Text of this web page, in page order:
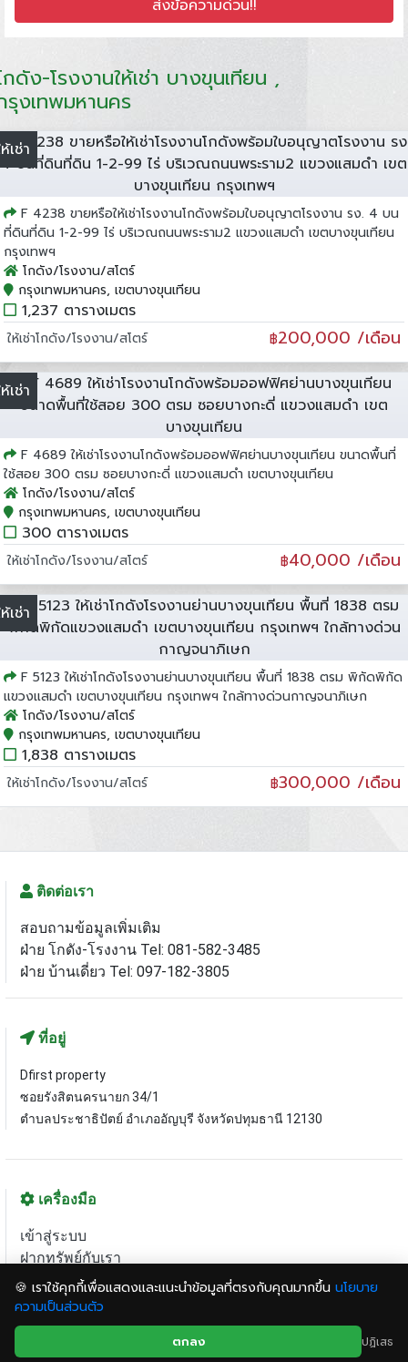
🍪 เราใช้คุกกี้เพื่อแสดงและแนะนำข้อมูลที่ตรงกับคุณมากขึ้น นโยบาย
ความเป็นส่วนตัว
ตกลง ปฏิเสธ
กดัง-โรงงานให้เช่า บางขุนเทียน ,
รุงเทพมหานคร
เช่า
F 4238 ขายหรือให้เช่าโรงงานโกดังพร้อมใบอนุญาตโรงงาน รง. 4 บน
ที่ดินที่ดิน 1-2-99 ไร่ บริเวณถนนพระราม2 แขวงแสมดำ เขตบางขุนเทียน
กรุงเทพฯ
โกดัง/โรงงาน/สโตร์
กรุงเทพมหานคร, เขตบางขุนเทียน
1,237 ตารางเมตร
ให้เช่าโกดัง/โรงงาน/สโตร์ ฿200,000 /เดือน
เช่า
F 4689 ให้เช่าโรงงานโกดังพร้อมออฟฟิศย่านบางขุนเทียน ขนาดพื้นที่
ใช้สอย 300 ตรม ซอยบางกะดี่ แขวงแสมดำ เขตบางขุนเทียน
โกดัง/โรงงาน/สโตร์
กรุงเทพมหานคร, เขตบางขุนเทียน
300 ตารางเมตร
ให้เช่าโกดัง/โรงงาน/สโตร์ ฿40,000 /เดือน
เช่า
F 5123 ให้เช่าโกดังโรงงานย่านบางขุนเทียน พื้นที่ 1838 ตรม พิกัดพิกัด
แขวงแสมดำ เขตบางขุนเทียน กรุงเทพฯ ใกล้ทางด่วนกาญจนาภิเษก
โกดัง/โรงงาน/สโตร์
กรุงเทพมหานคร, เขตบางขุนเทียน
1,838 ตารางเมตร
ให้เช่าโกดัง/โรงงาน/สโตร์ ฿300,000 /เดือน
หน้าแรก โทรด่วน ส่งไลน์
ติดต่อเรา
สอบถามข้อมูลเพิ่มเติม
ฝ่าย โกดัง-โรงงาน Tel: 081-582-3485
ฝ่าย บ้านเดี่ยว Tel: 097-182-3805
ที่อยู่
Dfirst property
ซอยรังสิตนครนายก 34/1
ตำบลประชาธิปัตย์ อำเภออัญบุรี จังหวัดปทุมธานี 12130
เครื่องมือ
เข้าสู่ระบบ
ฝากทรัพย์กับเรา
แผนที่เว็บไซต์